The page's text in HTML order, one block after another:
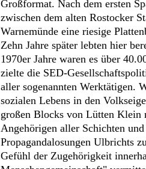
Großformat. Nach dem ersten
zwischen dem alten Rostocker
Warnemünde eine riesige
Zehn Jahre später lebten hier
1970er Jahre waren es über
zielte die SED-
aller sogenannten Werktätigen.
sozialen Lebens in den
großen Blocks von Lütten Klein
Angehörigen aller Schichten
Propagandalosungen Ulbrichts
Gefühl der Zugehörigkeit